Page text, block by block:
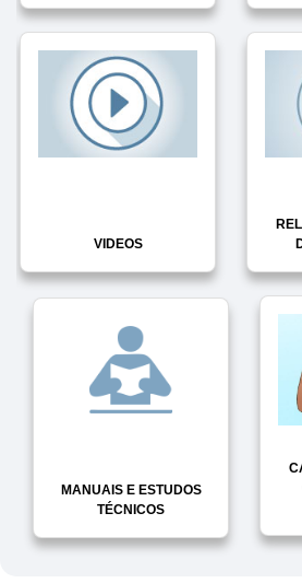
VIDEOS
MANUAIS E ESTUDOS
TÉCNICOS